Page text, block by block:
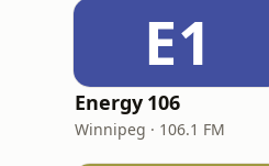
E1
Energy 106
Winnipeg · 106.1 FM